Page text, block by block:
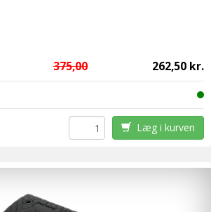
375,00 262,50 kr.
Læg i kurven